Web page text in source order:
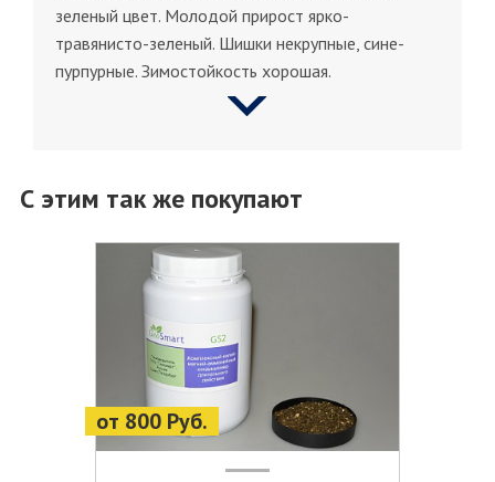
зеленый цвет. Молодой прирост ярко-
травянисто-зеленый. Шишки некрупные, сине-
пурпурные. Зимостойкость хорошая.
С этим так же покупают
от 800 Руб.